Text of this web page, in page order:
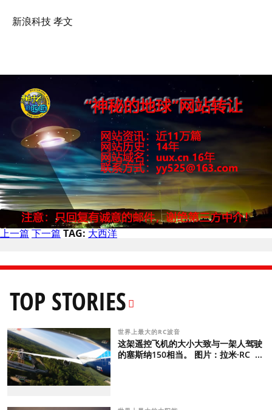
新浪科技 孝文
上一篇下一篇TAG:大西洋
TOP STORIES
世界上最大的RC波音
这架遥控飞机的大小大致与一架人驾驶
的塞斯纳150相当。 图片：拉米·RC ...